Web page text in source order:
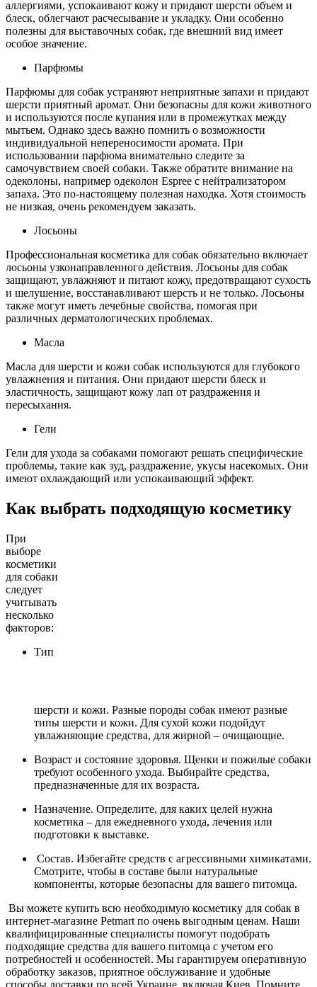
аллергиями, успокаивают кожу и придают шерсти объем и
блеск, облегчают расчесывание и укладку. Они особенно
полезны для выставочных собак, где внешний вид имеет
особое значение.
Парфюмы
Парфюмы для собак устраняют неприятные запахи и придают
шерсти приятный аромат. Они безопасны для кожи животного
и используются после купания или в промежутках между
мытьем. Однако здесь важно помнить о возможности
индивидуальной непереносимости аромата. При
использовании парфюма внимательно следите за
самочувствием своей собаки. Также обратите внимание на
одеколоны, например одеколон Espree с нейтрализатором
запаха. Это по-настоящему полезная находка. Хотя стоимость
не низкая, очень рекомендуем заказать.
Лосьоны
Профессиональная косметика для собак обязательно включает
лосьоны узконаправленного действия. Лосьоны для собак
защищают, увлажняют и питают кожу, предотвращают сухость
и шелушение, восстанавливают шерсть и не только. Лосьоны
также могут иметь лечебные свойства, помогая при
различных дерматологических проблемах.
Масла
Масла для шерсти и кожи собак используются для глубокого
увлажнения и питания. Они придают шерсти блеск и
эластичность, защищают кожу лап от раздражения и
пересыхания.
Гели
Гели для ухода за собаками помогают решать специфические
проблемы, такие как зуд, раздражение, укусы насекомых. Они
имеют охлаждающий или успокаивающий эффект.
Как выбрать подходящую косметику
При
выборе
косметики
для собаки
следует
учитывать
несколько
факторов:
Тип
шерсти и кожи. Разные породы собак имеют разные
типы шерсти и кожи. Для сухой кожи подойдут
увлажняющие средства, для жирной – очищающие.
Возраст и состояние здоровья. Щенки и пожилые собаки
требуют особенного ухода. Выбирайте средства,
предназначенные для их возраста.
Назначение. Определите, для каких целей нужна
косметика – для ежедневного ухода, лечения или
подготовки к выставке.
Состав. Избегайте средств с агрессивными химикатами.
Смотрите, чтобы в составе были натуральные
компоненты, которые безопасны для вашего питомца.
Вы можете купить всю необходимую косметику для собак в
интернет-магазине Petmart по очень выгодным ценам. Наши
квалифицированные специалисты помогут подобрать
подходящие средства для вашего питомца с учетом его
потребностей и особенностей. Мы гарантируем оперативную
обработку заказов, приятное обслуживание и удобные
способы доставки по всей Украине, включая Киев. Помните,